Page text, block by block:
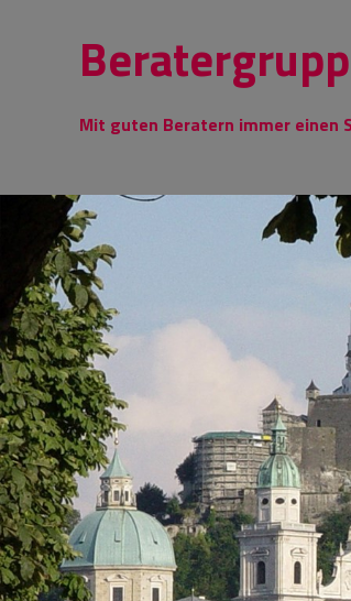
Mit guten Beratern immer einen